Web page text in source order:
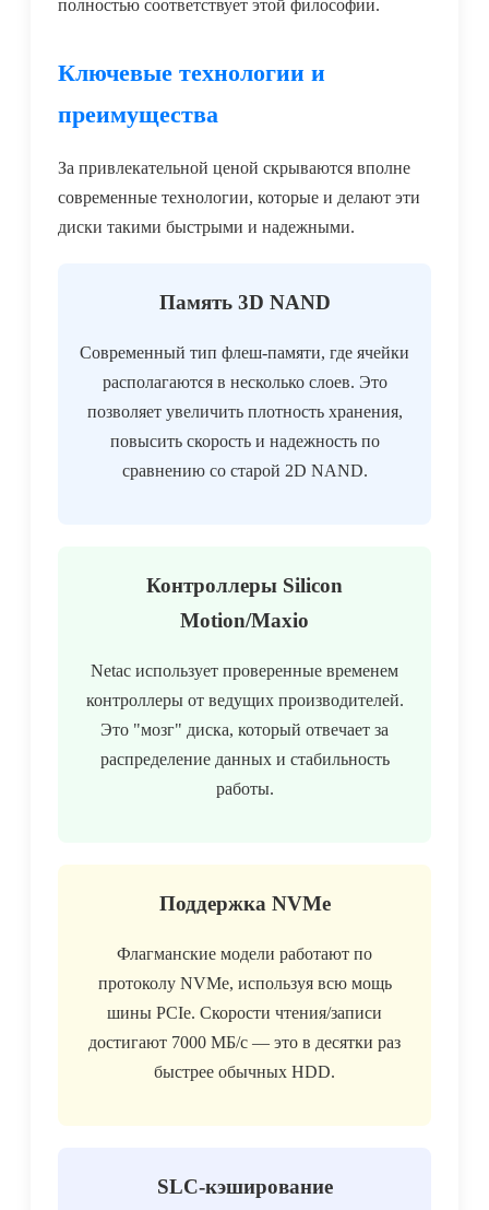
полностью соответствует этой философии.
Ключевые технологии и
преимущества
За привлекательной ценой скрываются вполне
современные технологии, которые и делают эти
диски такими быстрыми и надежными.
Память 3D NAND
Современный тип флеш-памяти, где ячейки
располагаются в несколько слоев. Это
позволяет увеличить плотность хранения,
повысить скорость и надежность по
сравнению со старой 2D NAND.
Контроллеры Silicon
Motion/Maxio
Netac использует проверенные временем
контроллеры от ведущих производителей.
Это "мозг" диска, который отвечает за
распределение данных и стабильность
работы.
Поддержка NVMe
Флагманские модели работают по
протоколу NVMe, используя всю мощь
шины PCIe. Скорости чтения/записи
достигают 7000 МБ/с — это в десятки раз
быстрее обычных HDD.
SLC-кэширование